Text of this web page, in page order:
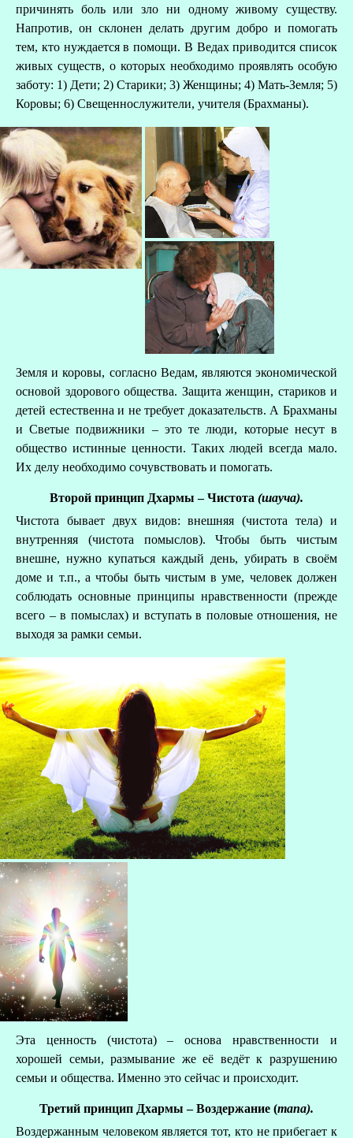
причинять боль или зло ни одному живому существу.
Напротив, он склонен делать другим добро и помогать
тем, кто нуждается в помощи. В Ведах приводится список
живых существ, о которых необходимо проявлять особую
заботу: 1) Дети; 2) Старики; 3) Женщины; 4) Мать-Земля; 5)
Коровы; 6) Свещеннослужители, учителя (Брахманы).
Земля и коровы, согласно Ведам, являются экономической
основой здорового общества. Защита женщин, стариков и
детей естественна и не требует доказательств. А Брахманы
и Светые подвижники – это те люди, которые несут в
общество истинные ценности. Таких людей всегда мало.
Их делу необходимо сочувствовать и помогать.
Второй принцип Дхармы – Чистота (шауча).
Чистота бывает двух видов: внешняя (чистота тела) и
внутренняя (чистота помыслов). Чтобы быть чистым
внешне, нужно купаться каждый день, убирать в своём
доме и т.п., а чтобы быть чистым в уме, человек должен
соблюдать основные принципы нравственности (прежде
всего – в помыслах) и вступать в половые отношения, не
выходя за рамки семьи.
Эта ценность (чистота) – основа нравственности и
хорошей семьи, размывание же её ведёт к разрушению
семьи и общества. Именно это сейчас и происходит.
Третий принцип Дхармы – Воздержание (тапа).
Воздержанным человеком является тот, кто не прибегает к